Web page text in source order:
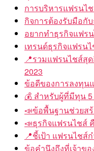
การบริหารแฟรนไ
กิจการต้องรับมือกั
อยากทำธุรกิจแฟร
เทรนด์ธุรกิจแฟรน
📍รวมแฟรนไชส์สุ
2023
ข้อดีของการลงทุน
💰 สำหรับผู้ที่มีทุน
📣ข้อพื้นฐานช่วยส
📣ธุรกิจแฟรนไชส์
📍ชี้เป้า แฟรนไชส์ก๋
ข้อคำนึงถึงที่เจ้าข